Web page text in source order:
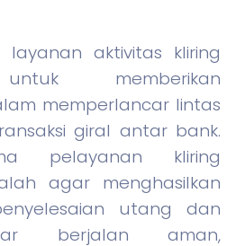
layanan aktivitas kliring
memberikan
memperlancar lintas
giral antar bank.
pelayanan kliring
agar menghasilkan
utang dan
berjalan aman,